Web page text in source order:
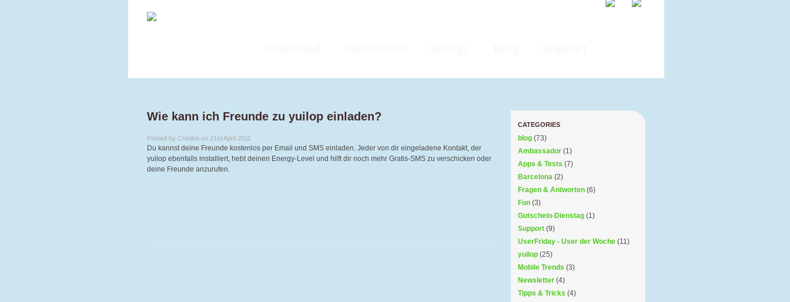
CATEGORIES
blog (73)
Ambassador (1)
Apps & Tests (7)
Barcelona (2)
Fragen & Antworten (6)
Fun (3)
Gutschein-Dienstag (1)
Support (9)
UserFriday - User der Woche (11)
yuilop (25)
Mobile Trends (3)
Newsletter (4)
Tipps & Tricks (4)
Wie kann ich Freunde zu yuilop einladen?
Posted by Cristina on 21st April 2011
Du kannst deine Freunde kostenlos per Email und SMS einladen. Jeder von dir eingeladene Kontakt, der
yuilop ebenfalls installiert, hebt deinen Energy-Level und hilft dir noch mehr Gratis-SMS zu verschicken oder
deine Freunde anzurufen.